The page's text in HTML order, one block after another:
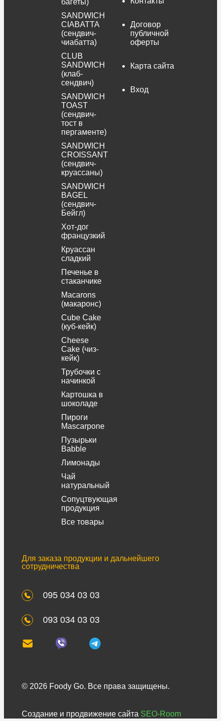
багеты)
SANDWICH
CIABATTA
(сендвич-
чиабатта)
CLUB
SANDWICH
(клаб-
сендвич)
SANDWICH
TOAST
(сендвич-
тост в
пергаменте)
SANDWICH
CROISSANT
(сендвич-
круассаны)
SANDWICH
BAGEL
(сендвич-
Бейгл)
Хот-дог
французкий
Круассан
сладкий
Печенье в
стаканчике
Macarons
(макаронс)
Cube Cake
(куб-кейк)
Cheese
Cake (чиз-
кейк)
Трубочки с
начинкой
Картошка в
шоколаде
Пироги
Mascarpone
Пузырьки
Babble
Лимонады
Чай
натуральный
Сопуцтвующая
продукция
Все товары
Договор
публичной
оферты
Карта сайта
Вход
Для заказа продукции и дальнейшего
сотрудничества
095 034 03 03
093 034 03 03
© 2026 Foody Go. Все права защищены.
Создание и продвижение сайта SEO-Room